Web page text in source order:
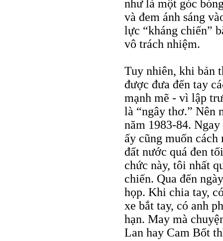
như là một góc
và đem ánh sáng
lực “kháng chiến”
vô trách nhiệm.
Tuy nhiên, khi bản
được đưa đến tay
mạnh mẽ - vì lập
là “ngây thơ.” Nên
năm 1983-84.
ấy cũng muốn
đất nước quá đen
chức này, tôi nhất
chiến. Qua đến
họp. Khi chia tay,
xe bắt tay, có anh
hạn. May mà
Lan hay Cam Bốt